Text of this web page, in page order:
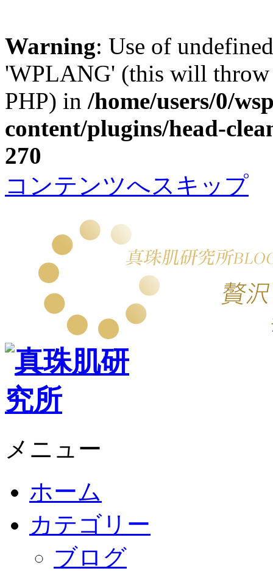
Warning: Use of
'WPLANG' (this will throw
PHP) in /home/users/0/
content/plugins/head-
270
コンテンツへスキップ
メニュー
ホーム
カテゴリー
ブログ